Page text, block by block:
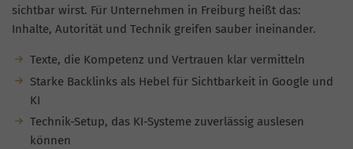
sichtbar wirst. Für Unternehmen in Freiburg heißt das:
Inhalte, Autorität und Technik greifen sauber ineinander.
Texte, die Kompetenz und Vertrauen klar vermitteln
Starke Backlinks als Hebel für Sichtbarkeit in Google und
KI
Technik-Setup, das KI-Systeme zuverlässig auslesen
können